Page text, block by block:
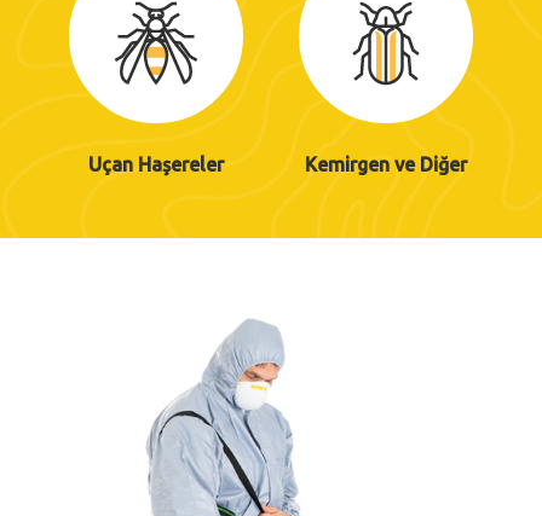
Uçan Haşereler Kemirgen ve Diğer